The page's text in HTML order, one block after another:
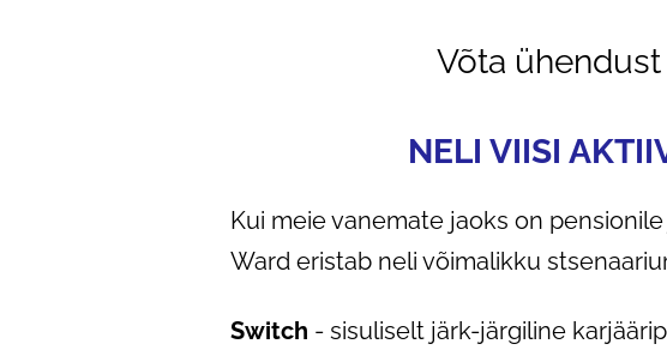
Võta ühendust
NELI VIISI
Kui meie vanemate jaoks on
Ward eristab neli võimalikku
Switch - sisuliselt järk-järgiline